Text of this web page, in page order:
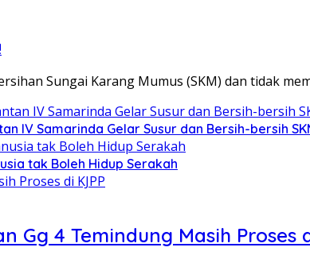
Sungai Karang Mumus (SKM) dan tidak
IV Samarinda Gelar Susur dan Bersih-bersih
tak Boleh Hidup Serakah
Gg 4 Temindung Masih Proses